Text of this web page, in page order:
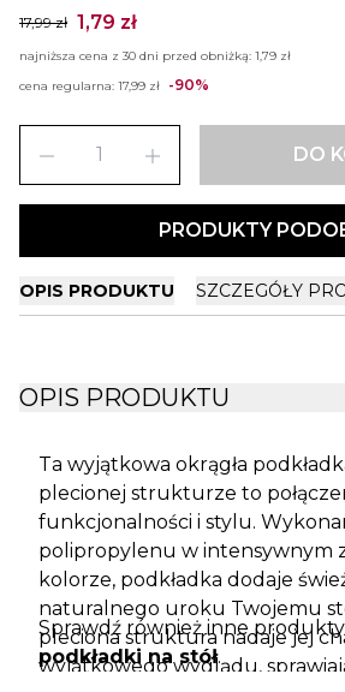
17,99 zł 1,79 zł
najniższa cena z 30 dni przed obniżką: 1,79 zł
cena regularna: 17,99 zł -90%
remove add DO
PRODUKTY
OPIS PRODUKTU SZCZEGÓŁY
OPIS PRODUKTU
Ta wyjątkowa okrągła
plecionej strukturze to
funkcjonalności i stylu.
polipropylenu w intensywnym
kolorze, podkładka dodaje
naturalnego uroku Twojemu
pleciona struktura nadaje jej
wyjątkowego wyglądu,
Sprawdź również inne
podkładki na stół.